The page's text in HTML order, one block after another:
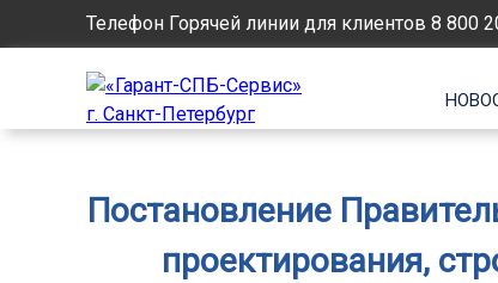
Телефон Горячей линии для клиентов 8 800
Постановление
проектирования,